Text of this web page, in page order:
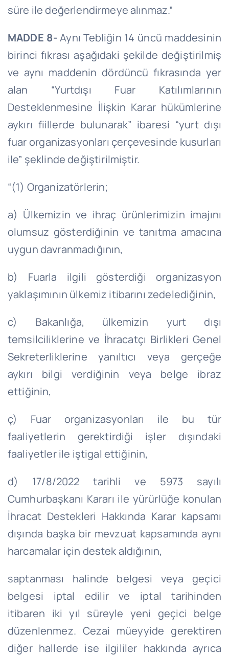
süre ile değerlendirmeye alınmaz.”
MADDE 8-Aynı Tebliğin 14 üncü maddesinin
birinci fıkrası aşağıdaki şekilde değiştirilmiş
ve aynı maddenin dördüncü fıkrasında yer
alan “Yurtdışı Fuar Katılımlarının
Desteklenmesine İlişkin Karar hükümlerine
aykırı fiillerde bulunarak” ibaresi “yurt dışı
fuar organizasyonları çerçevesinde kusurları
ile” şeklinde değiştirilmiştir.
“(1) Organizatörlerin;
a) Ülkemizin ve ihraç ürünlerimizin imajını
olumsuz gösterdiğinin ve tanıtma amacına
uygun davranmadığının,
b) Fuarla ilgili gösterdiği organizasyon
yaklaşımının ülkemiz itibarını zedelediğinin,
c) Bakanlığa, ülkemizin yurt dışı
temsilciliklerine ve İhracatçı Birlikleri Genel
Sekreterliklerine yanıltıcı veya gerçeğe
aykırı bilgi verdiğinin veya belge ibraz
ettiğinin,
ç) Fuar organizasyonları ile bu tür
faaliyetlerin gerektirdiği işler dışındaki
faaliyetler ile iştigal ettiğinin,
d) 17/8/2022 tarihli ve 5973 sayılı
Cumhurbaşkanı Kararı ile yürürlüğe konulan
İhracat Destekleri Hakkında Karar kapsamı
dışında başka bir mevzuat kapsamında aynı
harcamalar için destek aldığının,
saptanması halinde belgesi veya geçici
belgesi iptal edilir ve iptal tarihinden
itibaren iki yıl süreyle yeni geçici belge
düzenlenmez. Cezai müeyyide gerektiren
diğer hallerde ise ilgililer hakkında ayrıca